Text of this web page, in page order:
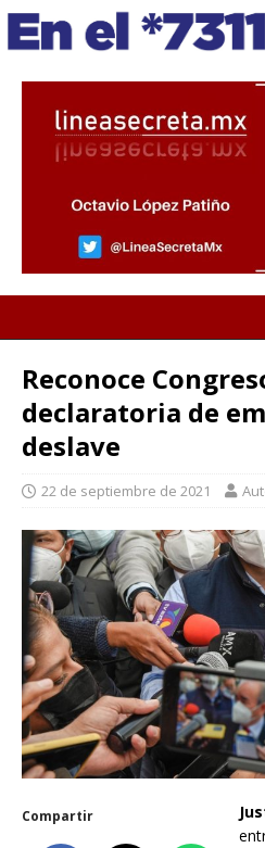
Reconoce
declaratoria de
deslave
22 de septiembre de 2021
Compartir